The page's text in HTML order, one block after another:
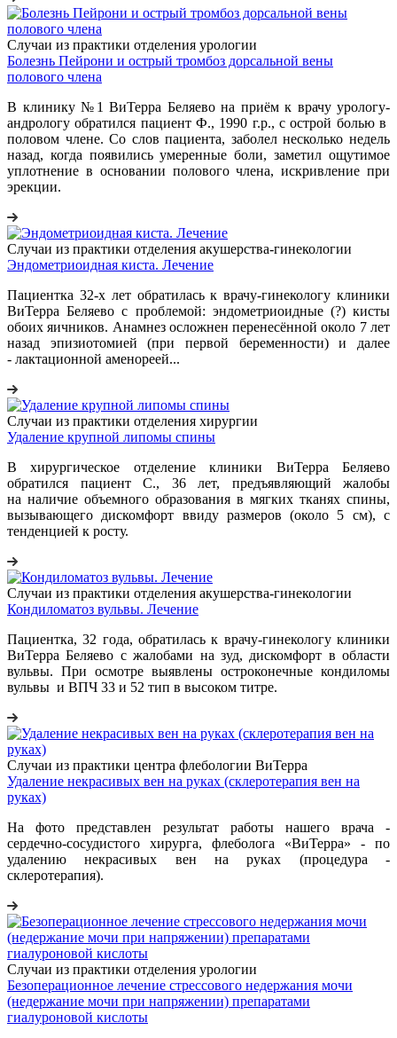
Случаи из практики отделения урологии
Болезнь Пейрони и острый тромбоз дорсальной вены
полового члена
В клинику №1 ВиТерра Беляево на приём к врачу урологу-
андрологу обратился пациент Ф., 1990 г.р., с острой болью в
половом члене. Со слов пациента, заболел несколько недель
назад, когда появились умеренные боли, заметил ощутимое
уплотнение в основании полового члена, искривление при
эрекции.
Случаи из практики отделения акушерства-гинекологии
Эндометриоидная киста. Лечение
Пациентка 32-х лет обратилась к врачу-гинекологу клиники
ВиТерра Беляево с проблемой: эндометриоидные (?) кисты
обоих яичников. Анамнез осложнен перенесённой около 7 лет
назад эпизиотомией (при первой беременности) и далее
- лактационной аменореей...
Случаи из практики отделения хирургии
Удаление крупной липомы спины
В хирургическое отделение клиники ВиТерра Беляево
обратился пациент С., 36 лет, предъявляющий жалобы
на наличие объемного образования в мягких тканях спины,
вызывающего дискомфорт ввиду размеров (около 5 см), с
тенденцией к росту.
Случаи из практики отделения акушерства-гинекологии
Кондиломатоз вульвы. Лечение
Пациентка, 32 года, обратилась к врачу-гинекологу клиники
ВиТерра Беляево с жалобами на зуд, дискомфорт в области
вульвы. При осмотре выявлены остроконечные кондиломы
вульвы и ВПЧ 33 и 52 тип в высоком титре.
Случаи из практики центра флебологии ВиТерра
Удаление некрасивых вен на руках (склеротерапия вен на
руках)
На фото представлен результат работы нашего врача -
сердечно-сосудистого хирурга, флеболога «ВиТерра» - по
удалению некрасивых вен на руках (процедура -
склеротерапия).
Случаи из практики отделения урологии
Безоперационное лечение стрессового недержания мочи
(недержание мочи при напряжении) препаратами
гиалуроновой кислоты